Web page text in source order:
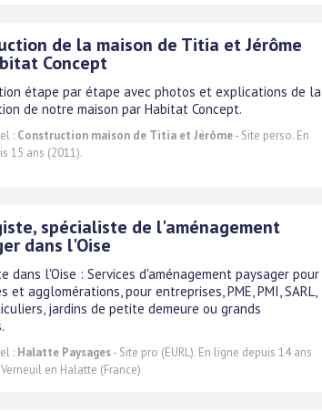
de la maison de Titia et Jérôme
Concept
étape par étape avec photos et explications de la
de notre maison par Habitat Concept.
: Construction maison de Titia et Jérôme- Site perso. En
15 ans (2011).
spécialiste de l'aménagement
dans l'Oise
dans l'Oise : Services d'aménagement paysager pour
et agglomérations, pour entreprises, PME, PMI, SARL,
jardins de petite demeure ou grands
: Halatte Paysages- Site pro (EURL). En ligne depuis 14 ans
Verneuil en Halatte (France)